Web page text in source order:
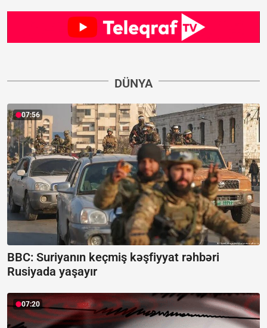
DÜNYA
07:56
BBC: Suriyanın keçmiş kəşfiyyat rəhbəri
Rusiyada yaşayır
07:20